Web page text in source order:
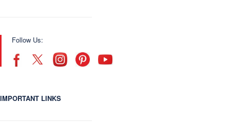
Follow Us:
IMPORTANT LINKS